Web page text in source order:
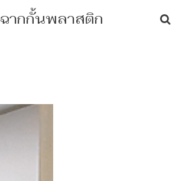
ฉากกั้นพลาสติก